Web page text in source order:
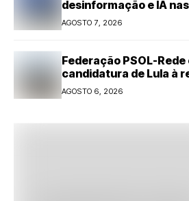
desinformação e IA
AGOSTO 7, 2026
Federação PSOL-
candidatura de Lula à
AGOSTO 6, 2026